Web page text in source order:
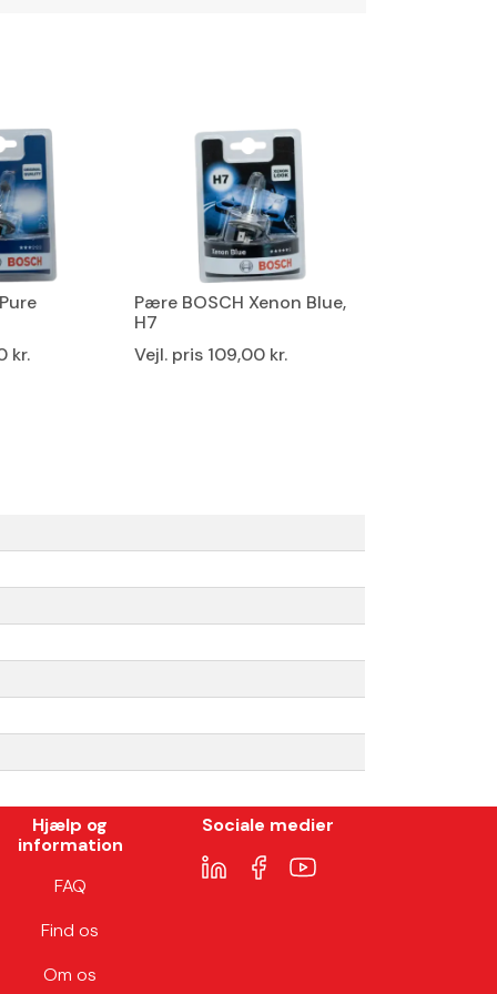
kr.
Pære BOSCH Xenon Blue,
H7
Vejl. pris 109,00 kr.
Hjælp og
information
FAQ
Find os
Om os
Sociale medier
LinkedInFacebookYoutube